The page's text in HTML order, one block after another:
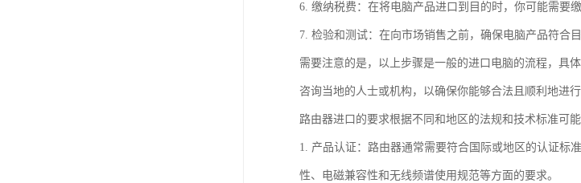
6. 缴纳税费：在将电脑产品进口到目的时，你可能需要
7. 检验和测试：在向市场销售之前，确保电脑产品符合
需要注意的是，以上步骤是一般的进口电脑的流程，具
咨询当地的人士或机构，以确保你能够合法且顺利地进行
路由器进口的要求根据不同和地区的法规和技术标准可
1. 产品认证：路由器通常需要符合国际或地区的认证标
性、电磁兼容性和无线频谱使用规范等方面的要求。